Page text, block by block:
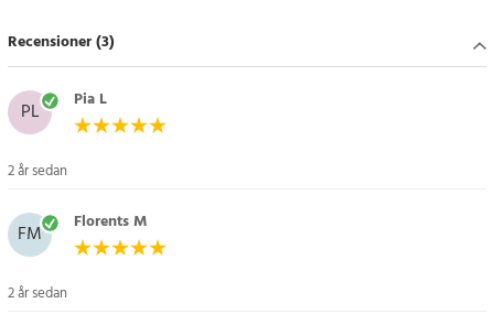
Kompatibla modeller
Panasonic
ER-PA10
ER121
ER507
ER2031
Recensioner (3)
PL Pia L
2 år sedan
FM Florents M
2 år sedan